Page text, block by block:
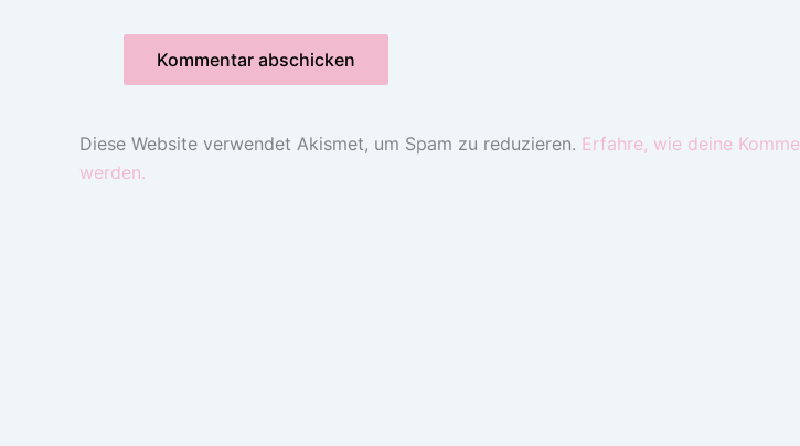
Diese Website verwendet Akismet, um Spam zu reduzieren. Erfahre, wie deine
werden.